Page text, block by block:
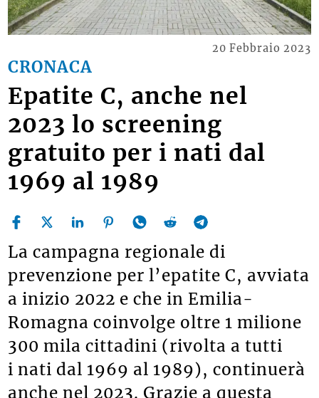
CRONACA
20 Febbraio 2023
Epatite C, anche nel
2023 lo screening
gratuito per i nati dal
1969 al 1989
La campagna regionale di
prevenzione per l’epatite C, avviata
a inizio 2022 e che in Emilia-
Romagna coinvolge oltre 1 milione
300 mila cittadini (rivolta a tutti
i nati dal 1969 al 1989), continuerà
anche nel 2023. Grazie a questa